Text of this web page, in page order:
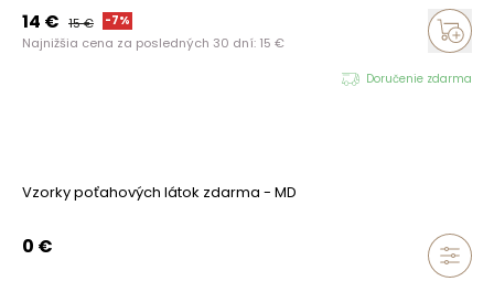
14 € 15€ -7%
Najnižšia cena za posledných 30 dní: 15 €
Doručenie zdarma
Vzorky poťahových látok zdarma - MD
0 €